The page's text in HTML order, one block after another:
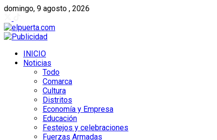
domingo, 9 agosto , 2026
INICIO
Noticias
Todo
Comarca
Cultura
Distritos
Economía y Empresa
Educación
Festejos y celebraciones
Fuerzas Armadas